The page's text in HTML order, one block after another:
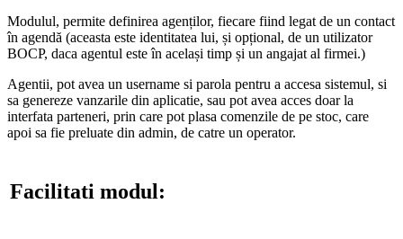
Modulul, permite definirea agenților, fiecare fiind legat de un contact
în agendă (aceasta este identitatea lui, și opțional, de un utilizator
BOCP, daca agentul este în același timp și un angajat al firmei.)
Agentii, pot avea un username si parola pentru a accesa sistemul, si
sa genereze vanzarile din aplicatie, sau pot avea acces doar la
interfata parteneri, prin care pot plasa comenzile de pe stoc, care
apoi sa fie preluate din admin, de catre un operator.
Facilitati modul: